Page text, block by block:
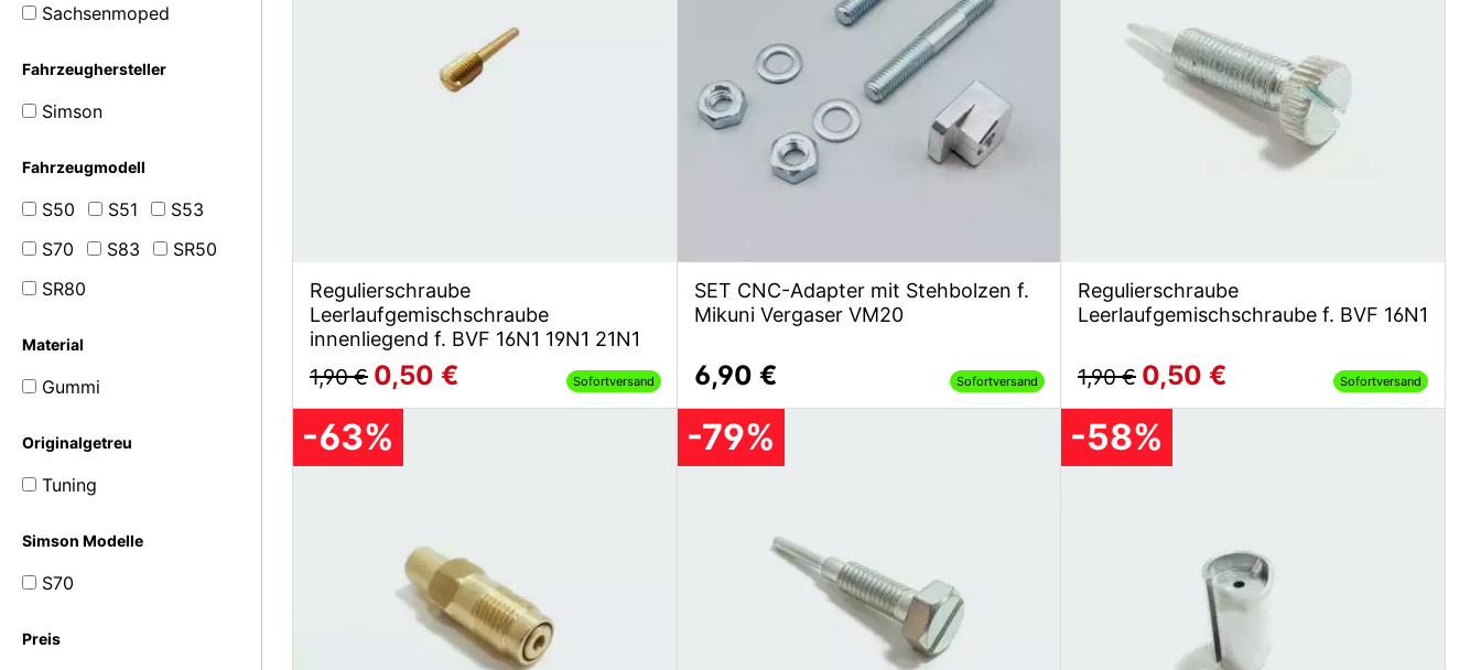
Sachsenmoped
Fahrzeughersteller
Simson
Fahrzeugmodell
S50 S51
S53
S70
S83
SR50
SR80
Material
Gummi
Originalgetreu
Tuning
Simson Modelle
S70
Preis
Regulierschraube
Leerlaufgemischschraube
innenliegend f. BVF 16N1 19N1 21N1
1,90 € 0,50 € Sofortversand
SET CNC-Adapter mit Stehbolzen f.
Mikuni Vergaser VM20
6,90 € Sofortversand
Regulierschraube
Leerlaufgemischschraube f. BVF 16N1
1,90 € 0,50 € Sofortversand
-63% -79% -58%